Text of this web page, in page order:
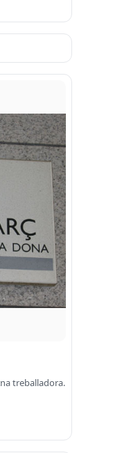
treballadora.